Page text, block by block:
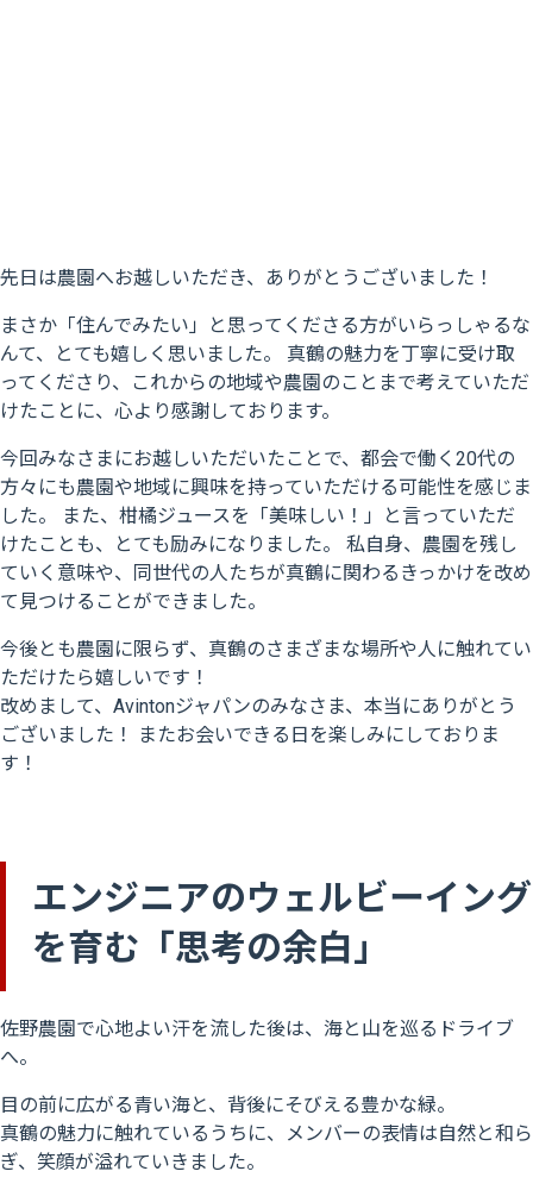
先日は農園へお越しいただき、ありがとうございました！
まさか「住んでみたい」と思ってくださる方がいらっしゃるな
んて、とても嬉しく思いました。 真鶴の魅力を丁寧に受け取
ってくださり、これからの地域や農園のことまで考えていただ
けたことに、心より感謝しております。
今回みなさまにお越しいただいたことで、都会で働く20代の
方々にも農園や地域に興味を持っていただける可能性を感じま
した。 また、柑橘ジュースを「美味しい！」と言っていただ
けたことも、とても励みになりました。 私自身、農園を残し
ていく意味や、同世代の人たちが真鶴に関わるきっかけを改め
て見つけることができました。
今後とも農園に限らず、真鶴のさまざまな場所や人に触れてい
ただけたら嬉しいです！
改めまして、Avintonジャパンのみなさま、本当にありがとう
ございました！ またお会いできる日を楽しみにしておりま
す！
エンジニアのウェルビーイング
を育む「思考の余白」
佐野農園で心地よい汗を流した後は、海と山を巡るドライブ
へ。
目の前に広がる青い海と、背後にそびえる豊かな緑。
真鶴の魅力に触れているうちに、メンバーの表情は自然と和ら
ぎ、笑顔が溢れていきました。